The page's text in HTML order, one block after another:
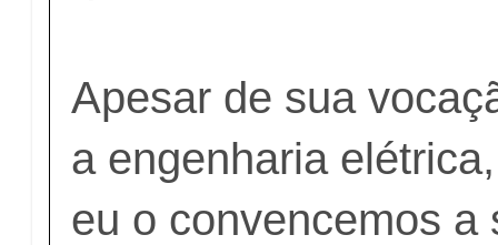
Apesar de sua
a engenharia
eu o convencemos a